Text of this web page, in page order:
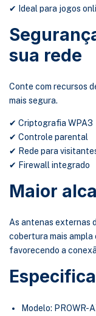
✔ Ideal para jogos
sua rede
Conte com recursos
mais segura.
✔ Criptografia WPA3
✔ Controle parental
✔ Rede para
✔ Firewall integrado
Maior
As antenas externas
cobertura mais ampla
favorecendo a
Modelo: PROWR-